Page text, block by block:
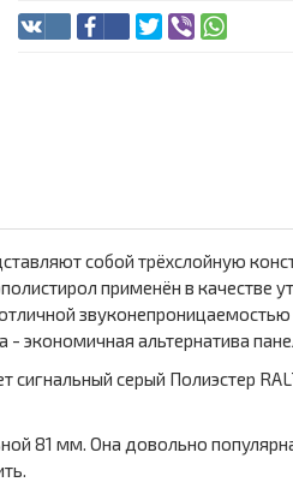
собой трёхслойную
применён в качестве
экономичная альтернатива
серый Полиэстер
81 мм. Она довольно